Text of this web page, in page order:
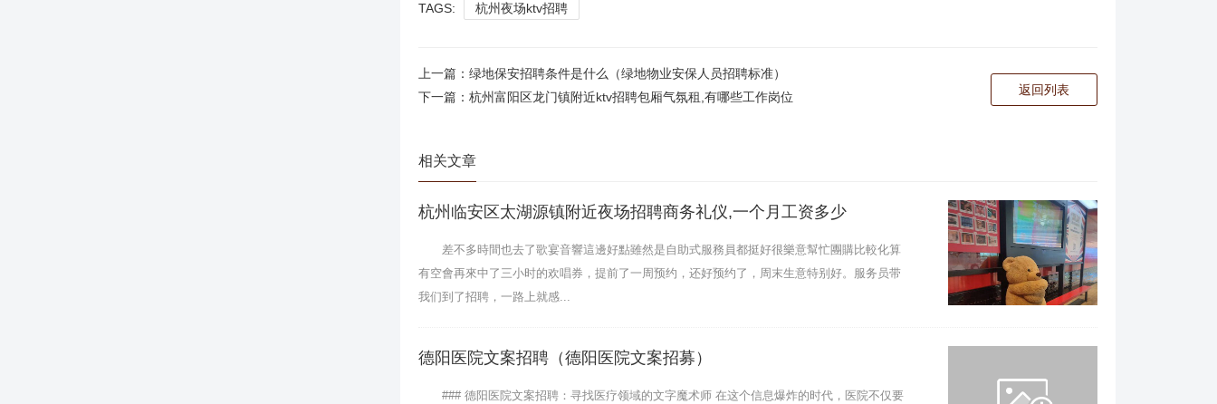
TAGS: 杭州夜场ktv招聘
返回列表
上一篇： 绿地保安招聘条件是什么（绿地物业安保人员招聘标准）
下一篇： 杭州富阳区龙门镇附近ktv招聘包厢气氛租,有哪些工作岗位
相关文章
杭州临安区太湖源镇附近夜场招聘商务礼仪,一个月工资多少
差不多時間也去了歌宴音響這邊好點雖然是自助式服務員都挺好很樂意幫忙團購比較化算
有空會再來中了三小时的欢唱券，提前了一周预约，还好预约了，周末生意特别好。服务员带
我们到了招聘，一路上就感...
德阳医院文案招聘（德阳医院文案招募）
### 德阳医院文案招聘：寻找医疗领域的文字魔术师 在这个信息爆炸的时代，医院不仅要